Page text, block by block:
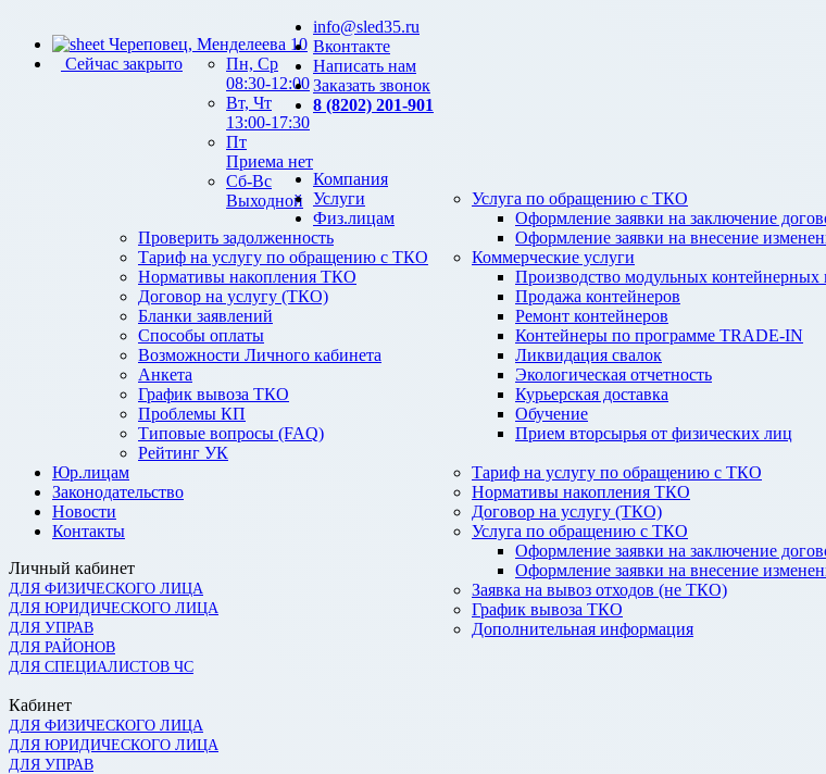
Череповец, Менделеева 10
Сейчас закрыто
Пн, Ср
08:30-12:00
Вт, Чт
13:00-17:30
Пт
Приема нет
Сб-Вс
Выходной
info@sled35.ru
Вконтакте
Написать нам
Заказать звонок
8 (8202) 201-901
Компания
Услуги
Услуга по обращению с ТКО
Оформление заявки на заключение
Оформление заявки на внесение
Коммерческие услуги
Производство модульных контейнерных
Продажа контейнеров
Ремонт контейнеров
Контейнеры по программе TRADE-IN
Ликвидация свалок
Экологическая отчетность
Курьерская доставка
Обучение
Прием вторсырья от физических лиц
Физ.лицам
Проверить задолженность
Тариф на услугу по обращению с ТКО
Нормативы накопления ТКО
Договор на услугу (ТКО)
Бланки заявлений
Способы оплаты
Возможности Личного кабинета
Анкета
График вывоза ТКО
Проблемы КП
Типовые вопросы (FAQ)
Рейтинг УК
Юр.лицам
Тариф на услугу по обращению с ТКО
Нормативы накопления ТКО
Договор на услугу (ТКО)
Услуга по обращению с ТКО
Оформление заявки на заключение
Оформление заявки на внесение
Заявка на вывоз отходов (не ТКО)
График вывоза ТКО
Дополнительная информация
Законодательство
Новости
Контакты
Личный кабинет
ДЛЯ ФИЗИЧЕСКОГО ЛИЦА
ДЛЯ ЮРИДИЧЕСКОГО ЛИЦА
ДЛЯ УПРАВ
ДЛЯ РАЙОНОВ
ДЛЯ СПЕЦИАЛИСТОВ ЧС
Кабинет
ДЛЯ ФИЗИЧЕСКОГО ЛИЦА
ДЛЯ ЮРИДИЧЕСКОГО ЛИЦА
ДЛЯ УПРАВ